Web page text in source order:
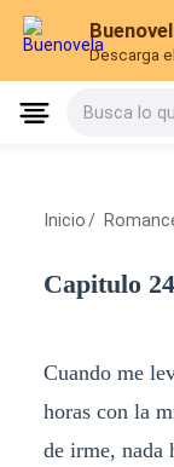
Descarga
Busca lo
Inicio /
Capitulo 24
Cuando me
horas con la
de irme, nada